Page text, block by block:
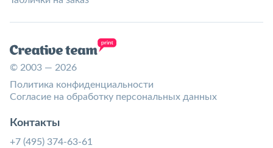
© 2003 — 2026
Политика конфиденциальности
Согласие на обработку персональных данных
Контакты
+7 (495) 374-63-61